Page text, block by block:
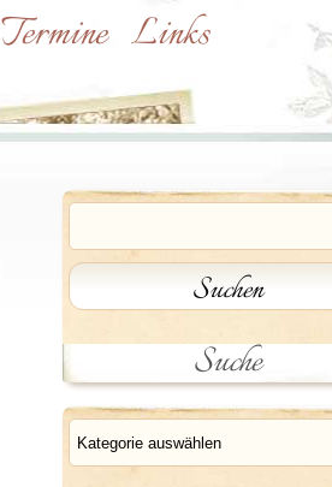
Termine Links
Suche
Kategorien